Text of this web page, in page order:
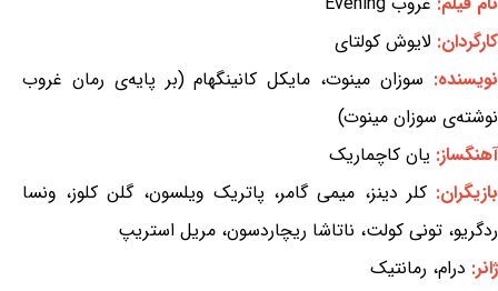
کارگردان: لایوش کولتای
نویسنده: سوزان مینوت، مایکل کانینگهام (بر پایه‌ی رمان غروب
نوشته‌ی سوزان مینوت)
آهنگساز: یان کاچماریک
بازیگران:کلر دینز، میمی گامر، پاتریک ویلسون، گلن کلوز، ونسا
ردگریو، تونی کولت، ناتاشا ریچاردسون، مریل استریپ
ژانر: درام، رمانتیک